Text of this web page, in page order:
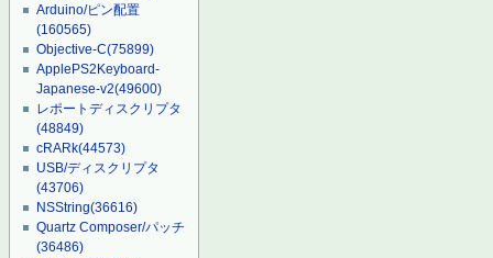
Arduino/ピン配置
(160565)
Objective-C(75899)
ApplePS2Keyboard-
Japanese-v2(49600)
レポートディスクリプタ
(48849)
cRARk(44573)
USB/ディスクリプタ
(43706)
NSString(36616)
Quartz Composer/パッチ
(36486)